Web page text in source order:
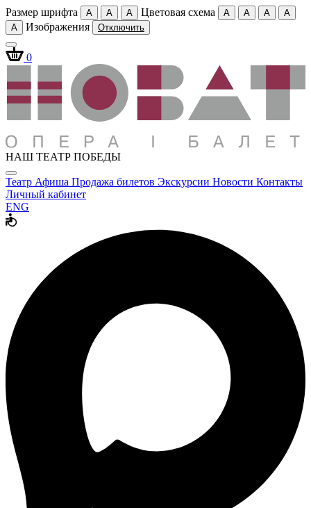
Размер шрифта A A A Цветовая схема A A A
A
A
Изображения Отключить
0
НАШ ТЕАТР ПОБЕДЫ
Театр Афиша Продажа билетов Экскурсии Новости Контакты
Личный кабинет
ENG